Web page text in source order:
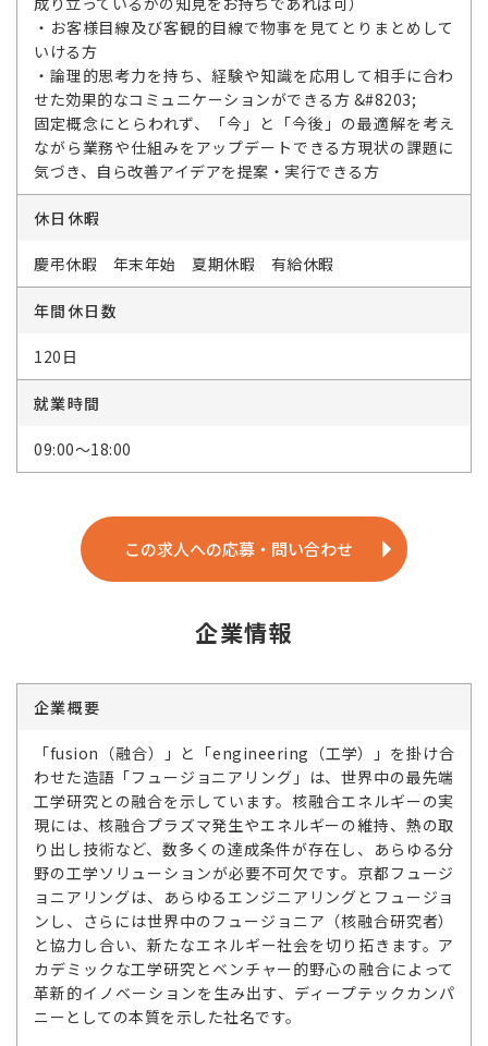
・お客様目線及び客観的目線で物事を見てとりまとめして
いける方
・論理的思考力を持ち、経験や知識を応用して相手に合わ
せた効果的なコミュニケーションができる方 &#8203;
固定概念にとらわれず、「今」と「今後」の最適解を考え
ながら業務や仕組みをアップデートできる方現状の課題に
気づき、自ら改善アイデアを提案・実行できる方
休日休暇
慶弔休暇 年末年始 夏期休暇 有給休暇
年間休日数
120日
就業時間
09:00～18:00
この求人への応募・問い合わせ
企業情報
企業概要
「fusion（融合）」と「engineering（工学）」を掛け合
わせた造語「フュージョニアリング」は、世界中の最先端
工学研究との融合を示しています。核融合エネルギーの実
現には、核融合プラズマ発生やエネルギーの維持、熱の取
り出し技術など、数多くの達成条件が存在し、あらゆる分
野の工学ソリューションが必要不可欠です。京都フュージ
ョニアリングは、あらゆるエンジニアリングとフュージョ
ンし、さらには世界中のフュージョニア（核融合研究者）
と協力し合い、新たなエネルギー社会を切り拓きます。ア
カデミックな工学研究とベンチャー的野心の融合によって
革新的イノベーションを生み出す、ディープテックカンパ
ニーとしての本質を示した社名です。